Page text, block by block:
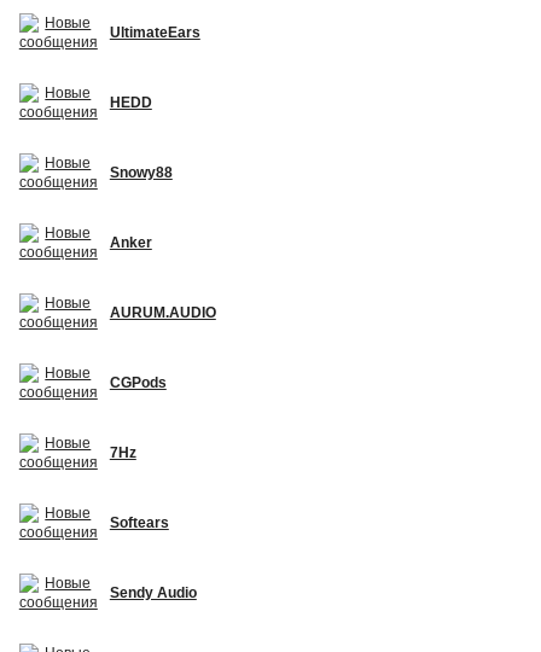
UltimateEars
HEDD
Snowy88
Anker
AURUM.AUDIO
CGPods
7Hz
Softears
Sendy Audio